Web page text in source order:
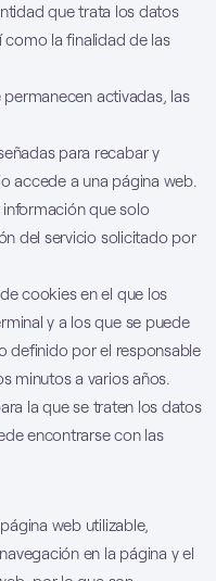
que trata los datos
como la finalidad de las
activadas, las
para recabar y
accede a una página web.
que solo
del servicio solicitado por
cookies en el que los
y a los que se puede
definido por el responsable
minutos a varios años.
la que se traten los datos
encontrarse con las
web utilizable,
en la página y el